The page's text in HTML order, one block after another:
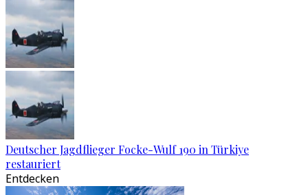
Deutscher Jagdflieger Focke-Wulf 190 in Türkiye
restauriert
Entdecken